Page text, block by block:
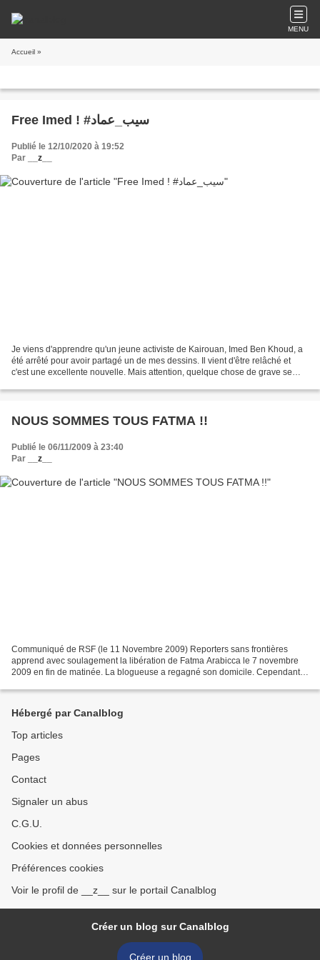
MENU
Accueil »
Free Imed ! #سيب_عماد
Publié le 12/10/2020 à 19:52
Par
__z__
Je viens d'apprendre qu'un jeune activiste de Kairouan, Imed Ben Khoud, a
été arrêté pour avoir partagé un de mes dessins. Il vient d'être relâché et
c'est une excellente nouvelle. Mais attention, quelque chose de grave se
NOUS SOMMES TOUS FATMA !!
Publié le 06/11/2009 à 23:40
Par
__z__
Communiqué de RSF (le 11 Novembre 2009) Reporters sans frontières
apprend avec soulagement la libération de Fatma Arabicca le 7 novembre
2009 en fin de matinée. La blogueuse a regagné son domicile. Cependant,
Hébergé par Canalblog
Top articles
Pages
Contact
Signaler un abus
C.G.U.
Cookies et données personnelles
Préférences cookies
Voir le profil de __z__ sur le portail Canalblog
Créer un blog sur Canalblog
Créer un blog